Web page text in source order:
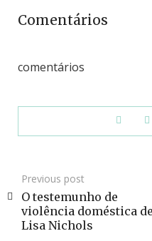
Comentários
comentários
Previous post
O testemunho de
violência doméstica de
Lisa Nichols